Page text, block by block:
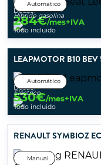
Automático
Híbrido gasolina
Desde:
284€/mes+IVA
Todo incluido
LEAPMOTOR B10
Automático
Eléctrico
Desde:
530€/mes+IVA
Todo incluido
RENAULT SYMBIOZ
Manual